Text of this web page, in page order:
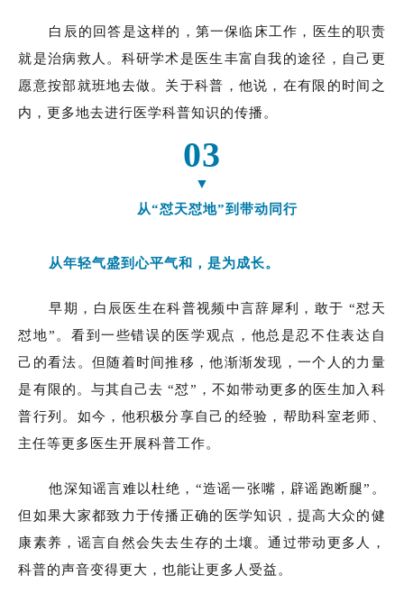
白辰的回答是这样的，第一保临床工作，医生的职责
就是治病救人。科研学术是医生丰富自我的途径，自己更
愿意按部就班地去做。关于科普，他说，在有限的时间之
内，更多地去进行医学科普知识的传播。
03
▼
从“怼天怼地”到带动同行
从年轻气盛到心平气和，是为成长。
早期，白辰医生在科普视频中言辞犀利，敢于 “怼天
怼地”。看到一些错误的医学观点，他总是忍不住表达自
己的看法。但随着时间推移，他渐渐发现，一个人的力量
是有限的。与其自己去 “怼”，不如带动更多的医生加入科
普行列。如今，他积极分享自己的经验，帮助科室老师、
主任等更多医生开展科普工作。
他深知谣言难以杜绝，“造谣一张嘴，辟谣跑断腿”。
但如果大家都致力于传播正确的医学知识，提高大众的健
康素养，谣言自然会失去生存的土壤。通过带动更多人，
科普的声音变得更大，也能让更多人受益。